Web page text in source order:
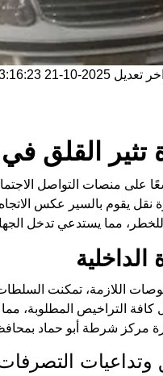
تعديل 2025-10-21 13:16:23
تثير القلق
على منصات التواصل
نقل يقوم بالسير عكس
للخطر، مما يستدعي تدخل
اللازمة، تمكنت
كافة التراخيص المطلوبة،
مركز شرطة أبو حماد
وتداعيات